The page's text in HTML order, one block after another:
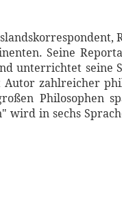
Seine
unterrichtet seine
zahlreicher
Philosophen
wird in sechs